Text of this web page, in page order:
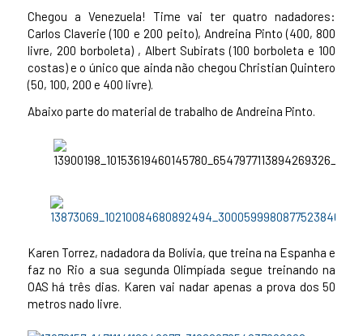
Chegou a Venezuela! Time vai ter quatro nadadores:
Carlos Claverie (100 e 200 peito), Andreina Pinto (400, 800
livre, 200 borboleta) , Albert Subirats (100 borboleta e 100
costas) e o único que ainda não chegou Christian Quintero
(50, 100, 200 e 400 livre).
Abaixo parte do material de trabalho de Andreina Pinto.
Karen Torrez, nadadora da Bolívia, que treina na Espanha e
faz no Rio a sua segunda Olimpíada segue treinando na
OAS há três dias. Karen vai nadar apenas a prova dos 50
metros nado livre.